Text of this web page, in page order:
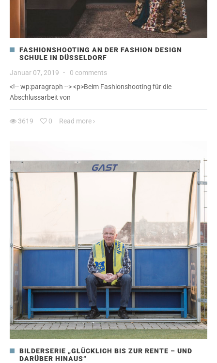
FASHIONSHOOTING AN DER FASHION DESIGN
SCHULE IN DÜSSELDORF
Januar 07, 2019
·
0 comments
<!-- wp:paragraph --> <p>Beim Fashionshooting für die
Abschlussarbeit von
3619 0 Read more
BILDERSERIE „GLÜCKLICH BIS ZUR RENTE – UND
DARÜBER HINAUS“